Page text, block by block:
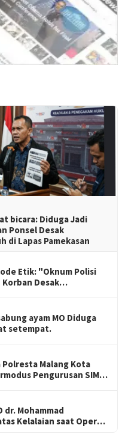
bicara: Diduga Jadi
Ponsel Desak
di Lapas Pamekasan
Etik: "Oknum Polisi
Desak
ayam MO Diduga
setempat.
Malang Kota
Pengurusan SIM
dr. Mohammad
Kelalaian saat Operasi